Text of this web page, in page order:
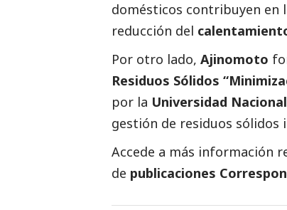
domésticos contribuyen en
reducción del
Por otro lado, Ajinomoto
Residuos Sólidos
por la Universidad
gestión de residuos sólidos
Accede a más información
de publicaciones